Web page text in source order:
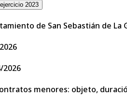
2023
de San Sebastián de La
2026
menores: objeto,